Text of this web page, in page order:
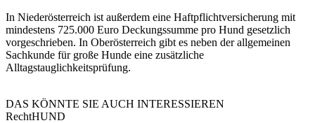
In Niederösterreich ist außerdem eine Haftpflichtversicherung mit
mindestens 725.000 Euro Deckungssumme pro Hund gesetzlich
vorgeschrieben. In Oberösterreich gibt es neben der allgemeinen
Sachkunde für große Hunde eine zusätzliche
Alltagstauglichkeitsprüfung.
DAS KÖNNTE SIE AUCH INTERESSIEREN
RechtHUND